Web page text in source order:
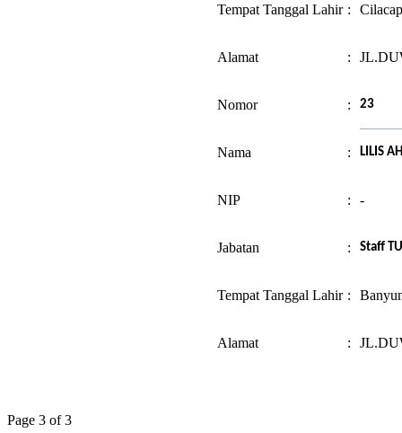
Tempat Tanggal Lahir :
Alamat :
Nomor : 23
Nama : LILIS
NIP : -
Jabatan : Staff TU
Tempat Tanggal Lahir :
Alamat :
Page 3 of 3